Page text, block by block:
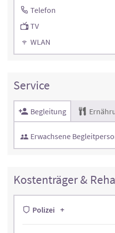
Telefon
TV
WLAN
Service
Begleitung
Erwachsene
Kostenträger &
Polizei